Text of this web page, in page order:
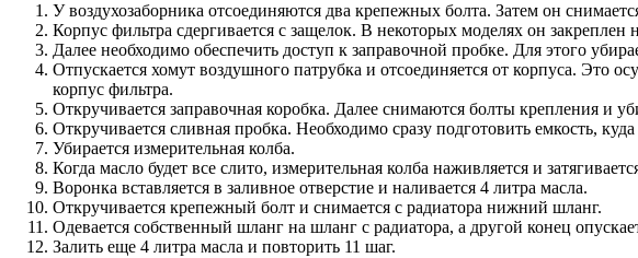
У воздухозаборника отсоединяются два крепежных болта. Затем он
Корпус фильтра сдергивается с защелок. В некоторых моделях он закреплен
Далее необходимо обеспечить доступ к заправочной пробке. Для этого
Отпускается хомут воздушного патрубка и отсоединяется от корпуса. Это
корпус фильтра.
Откручивается заправочная коробка. Далее снимаются болты крепления и
Откручивается сливная пробка. Необходимо сразу подготовить емкость, куда
Убирается измерительная колба.
Когда масло будет все слито, измерительная колба наживляется и
Воронка вставляется в заливное отверстие и наливается 4 литра масла.
Откручивается крепежный болт и снимается с радиатора нижний шланг.
Одевается собственный шланг на шланг с радиатора, а другой конец
Залить еще 4 литра масла и повторить 11 шаг.